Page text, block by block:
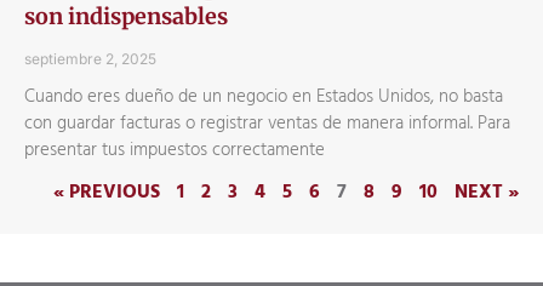
son indispensables
septiembre 2, 2025
Cuando eres dueño de un negocio en Estados Unidos, no basta
con guardar facturas o registrar ventas de manera informal. Para
presentar tus impuestos correctamente
« PREVIOUS 1 2 3 4 5 6 7 8 9 10 NEXT »